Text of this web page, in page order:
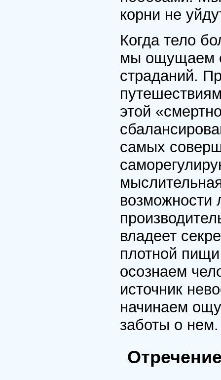
корни не
Когда тело
мы ощущаем
страданий.
этой
самых
возможности
владеет
плотной
осознаем
источник
начинаем
заботы о нем.